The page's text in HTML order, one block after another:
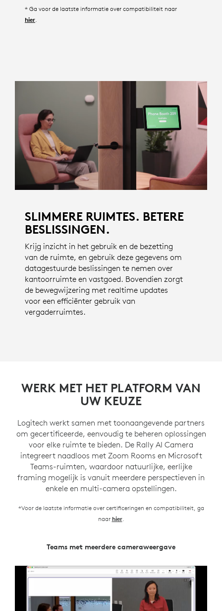
* Ga voor de laatste informatie over compatibiliteit naar
hier.
SLIMMERE RUIMTES. BETERE
BESLISSINGEN.
Krijg inzicht in het gebruik en de bezetting
van de ruimte, en gebruik deze gegevens om
datagestuurde beslissingen te nemen over
kantoorruimte en vastgoed. Bovendien zorgt
de bewegwijzering met realtime updates
voor een efficiënter gebruik van
vergaderruimtes.
Teams met meerdere cameraweergave
Zoom Intelligent Director
WERK MET HET PLATFORM VAN
UW KEUZE
Logitech werkt samen met toonaangevende partners
om gecertificeerde, eenvoudig te beheren oplossingen
voor elke ruimte te bieden. De Rally AI Camera
integreert naadloos met Zoom Rooms en Microsoft
Teams-ruimten, waardoor natuurlijke, eerlijke
framing mogelijk is vanuit meerdere perspectieven in
enkele en multi-camera opstellingen.
*Voor de laatste informatie over certificeringen en compatibiliteit, ga
naar hier.